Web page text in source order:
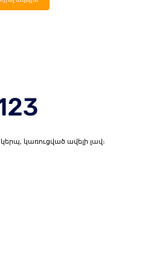
կառուցված ավելի լավ։